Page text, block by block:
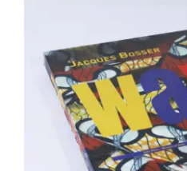
Jacques